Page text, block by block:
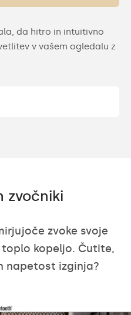
da hitro in intuitivno
v vašem ogledalu z
zvočniki
zvoke svoje
kopeljo. Čutite,
napetost izginja?